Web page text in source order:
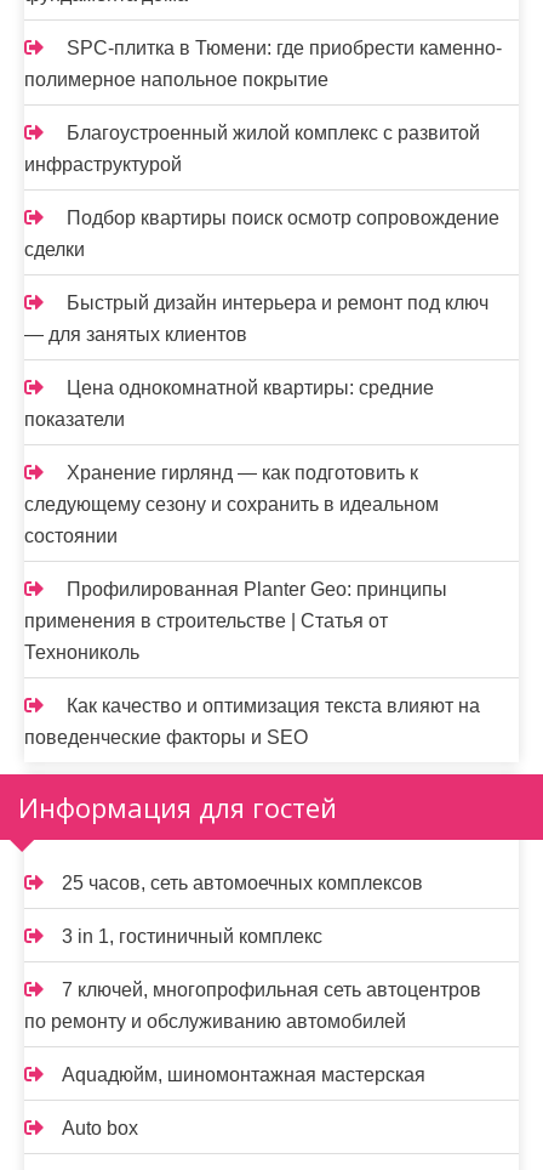
SPC-плитка в Тюмени: где приобрести каменно-
полимерное напольное покрытие
Благоустроенный жилой комплекс с развитой
инфраструктурой
Подбор квартиры поиск осмотр сопровождение
сделки
Быстрый дизайн интерьера и ремонт под ключ
— для занятых клиентов
Цена однокомнатной квартиры: средние
показатели
Хранение гирлянд — как подготовить к
следующему сезону и сохранить в идеальном
состоянии
Профилированная Planter Geo: принципы
применения в строительстве | Статья от
Технониколь
Как качество и оптимизация текста влияют на
поведенческие факторы и SEO
Информация для гостей
25 часов, сеть автомоечных комплексов
3 in 1, гостиничный комплекс
7 ключей, многопрофильная сеть автоцентров
по ремонту и обслуживанию автомобилей
Aquaдюйм, шиномонтажная мастерская
Auto box